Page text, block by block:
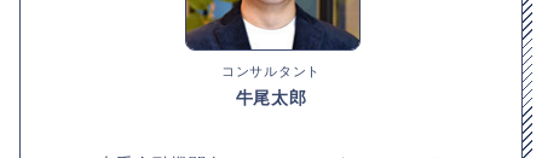
コンサルタント
牛尾太郎